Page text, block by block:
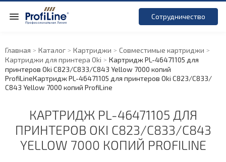
Сотрудничество
Главная Каталог Картриджи
Совместимые картриджи
Картриджи для принтера Oki
Картридж PL-46471105 для
принтеров Oki C823/C833/C843 Yellow 7000 копий
ProfiLineКартридж PL-46471105 для принтеров Oki C823/C833/
C843 Yellow 7000 копий ProfiLine
КАРТРИДЖ PL-46471105 ДЛЯ
ПРИНТЕРОВ OKI C823/C833/C843
YELLOW 7000 КОПИЙ PROFILINE